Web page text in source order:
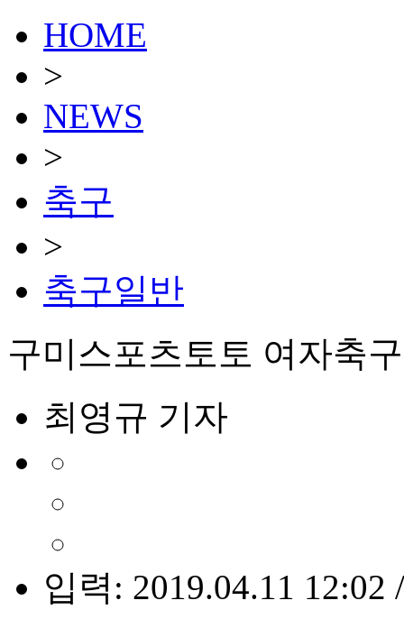
HOME
>
NEWS
>
축구
>
축구일반
구미스포츠토토 여자축
최영규 기자
입력: 2019.04.11 12:02